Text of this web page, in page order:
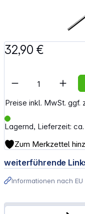
32,90 €
Preise inkl. MwSt. ggf.
Lagernd, Lieferzeit:
Artikel
Zum Merkzettel
weiterführende
Informationen nach